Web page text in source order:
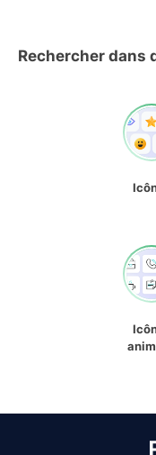
Rechercher dans